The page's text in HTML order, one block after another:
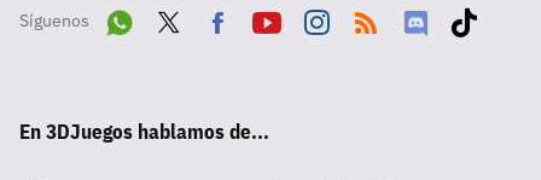
Síguenos
pp
ok
En 3DJuegos hablamos de...